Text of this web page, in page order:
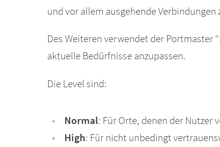
und vor allem ausgehende Verbindungen
Des Weiteren verwendet der Portmaster
aktuelle Bedürfnisse anzupassen.
Die Level sind:
Normal: Für Orte, denen der Nutzer
High: Für nicht unbedingt